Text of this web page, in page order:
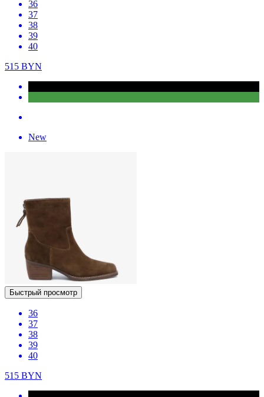
36
37
38
39
40
515 BYN
New
Быстрый просмотр
36
37
38
39
40
515 BYN